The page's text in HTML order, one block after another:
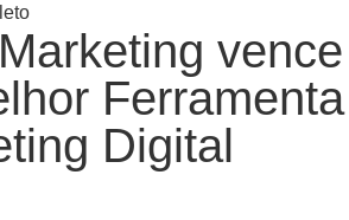
vence
Ferramenta
Digital